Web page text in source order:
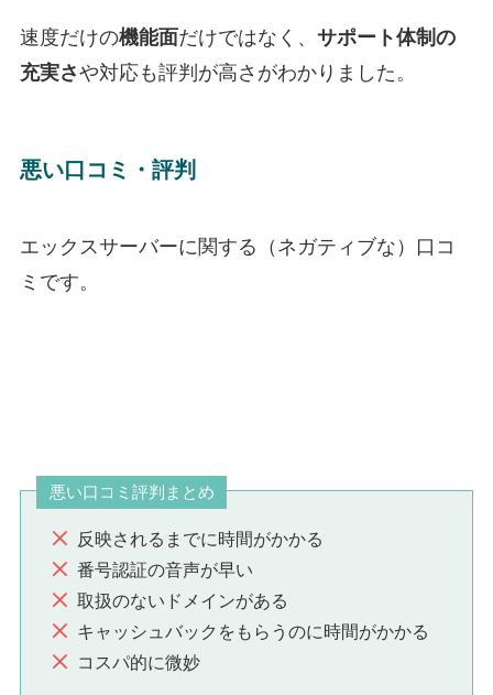
速度だけの機能面だけではなく、 サポート体制の
充実さや対応も評判が高さがわかりました。
悪い口コミ・評判
エックスサーバーに関する（ネガティブな）口コ
ミです。
悪い口コミ評判まとめ
反映されるまでに時間がかかる
番号認証の音声が早い
取扱のないドメインがある
キャッシュバックをもらうのに時間がかかる
コスパ的に微妙